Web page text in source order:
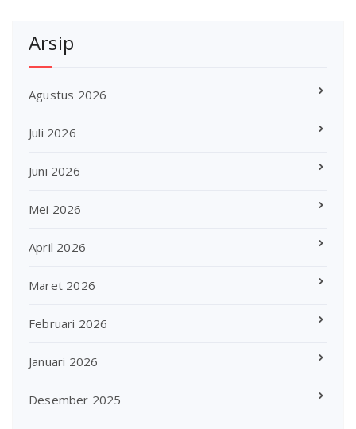
Arsip
Agustus 2026
Juli 2026
Juni 2026
Mei 2026
April 2026
Maret 2026
Februari 2026
Januari 2026
Desember 2025